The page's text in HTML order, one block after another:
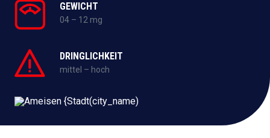
GEWICHT
04 – 12 mg
DRINGLICHKEIT
mittel – hoch